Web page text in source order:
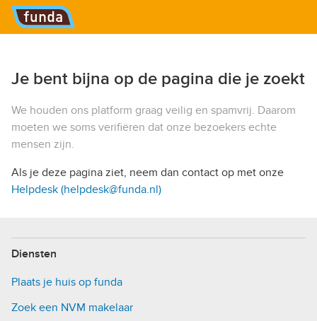
Hoofdmenu
Je bent bijna op de pagina die je zoekt
We houden ons platform graag veilig en spamvrij. Daarom
moeten we soms verifiëren dat onze bezoekers echte
mensen zijn.
Als je deze pagina ziet, neem dan contact op met onze
Helpdesk (helpdesk@funda.nl)
Diensten
Plaats je huis op funda
Zoek een NVM makelaar